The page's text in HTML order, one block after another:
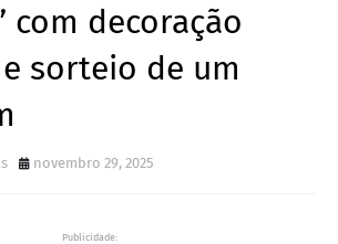
com decoração
sorteio de um
novembro 29, 2025
Publicidade: